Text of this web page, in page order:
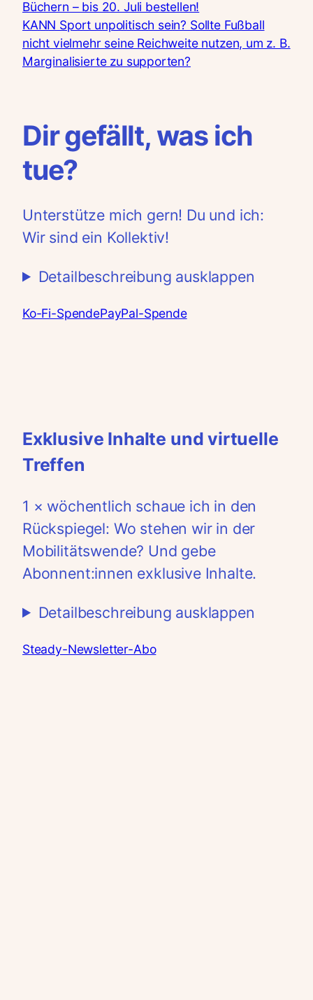
Büchern – bis 20. Juli bestellen!
KANN Sport unpolitisch sein? Sollte Fußball
nicht vielmehr seine Reichweite nutzen, um z. B.
Marginalisierte zu supporten?
Dir gefällt, was ich
tue?
Unterstütze mich gern! Du und ich:
Wir sind ein Kollektiv!
Detailbeschreibung ausklappen
Ko-Fi-SpendePayPal-Spende
Exklusive Inhalte und virtuelle
Treffen
1 × wöchentlich schaue ich in den
Rückspiegel: Wo stehen wir in der
Mobilitätswende? Und gebe
Abonnent:innen exklusive Inhalte.
Detailbeschreibung ausklappen
Steady-Newsletter-Abo